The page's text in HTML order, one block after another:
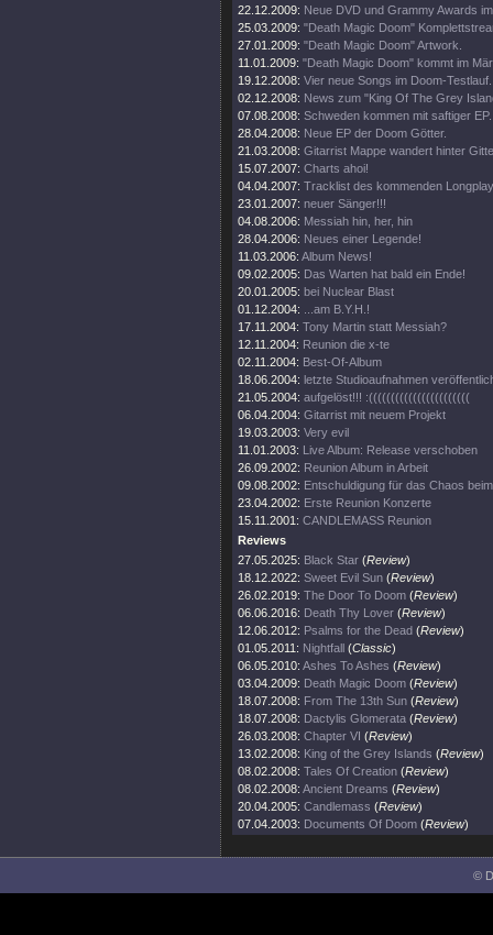
22.12.2009: Neue DVD und Grammy Awards
25.03.2009: "Death Magic Doom"
27.01.2009: "Death Magic Doom" Artwork.
11.01.2009: "Death Magic Doom" kommt im
19.12.2008: Vier neue Songs im Doom-Testlauf.
02.12.2008: News zum "King Of The Grey
07.08.2008: Schweden kommen mit saftiger EP.
28.04.2008: Neue EP der Doom Götter.
21.03.2008: Gitarrist Mappe wandert hinter
15.07.2007: Charts ahoi!
04.04.2007: Tracklist des kommenden
23.01.2007: neuer Sänger!!!
04.08.2006: Messiah hin, her, hin
28.04.2006: Neues einer Legende!
11.03.2006: Album News!
09.02.2005: Das Warten hat bald ein Ende!
20.01.2005: bei Nuclear Blast
01.12.2004:
...am B.Y.H.!
17.11.2004: Tony Martin statt Messiah?
12.11.2004: Reunion die x-te
02.11.2004: Best-Of-Album
18.06.2004: letzte Studioaufnahmen
21.05.2004: aufgelöst!!! :(((((((((((((((((((((((
06.04.2004: Gitarrist mit neuem Projekt
19.03.2003: Very evil
11.01.2003: Live Album: Release verschoben
26.09.2002: Reunion Album in Arbeit
09.08.2002: Entschuldigung für das Chaos
23.04.2002: Erste Reunion Konzerte
15.11.2001: CANDLEMASS Reunion
Reviews
27.05.2025: Black Star (Review)
18.12.2022: Sweet Evil Sun (Review)
26.02.2019: The Door To Doom (Review)
06.06.2016: Death Thy Lover (Review)
12.06.2012: Psalms for the Dead (Review)
01.05.2011: Nightfall (Classic)
06.05.2010: Ashes To Ashes (Review)
03.04.2009: Death Magic Doom (Review)
18.07.2008: From The 13th Sun (Review)
18.07.2008: Dactylis Glomerata (Review)
26.03.2008: Chapter VI (Review)
13.02.2008: King of the Grey Islands (Review)
08.02.2008: Tales Of Creation (Review)
08.02.2008: Ancient Dreams (Review)
20.04.2005: Candlemass (Review)
07.04.2003: Documents Of Doom (Review)
©